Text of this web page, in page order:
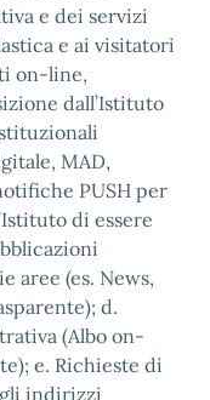
e dei servizi
e ai visitatori
on-line,
dall’Istituto
MAD,
PUSH per
di essere
aree (es. News,
d.
(Albo on-
e. Richieste di
indirizzi